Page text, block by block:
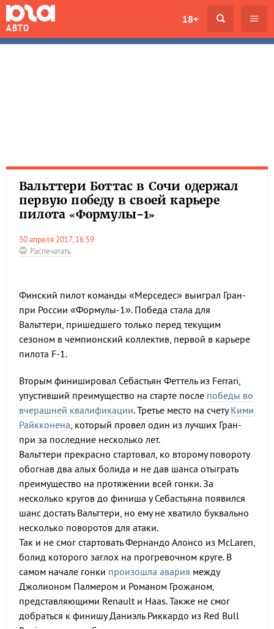
АВТО
18+
Вальттери Боттас в Сочи одержал
первую победу в своей карьере
пилота «Формулы-1»
30 апреля 2017, 16:59
Распечатать
Финский пилот команды «Мерседес» выиграл Гран-
при России «Формулы-1». Победа стала для
Вальттери, пришедшего только перед текущим
сезоном в чемпионский коллектив, первой в карьере
пилота F-1.
Вторым финишировал Себастьян Феттель из Ferrari,
упустивший преимущество на старте после победы во
вчерашней квалификации. Третье место на счетуКими
Райкконена, который провел один из лучших Гран-
при за последние несколько лет.
Вальттери прекрасно стартовал, ко второму повороту
обогнав два алых болида и не дав шанса отыграть
преимущество на протяжении всей гонки. За
несколько кругов до финиша у Себастьяна появился
шанс достать Вальттери, но ему не хватило буквально
несколько поворотов для атаки.
Так и не смог стартовать Фернандо Алонсо из McLaren,
болид которого заглох на прогревочном круге. В
самом начале гонки произошла авария между
Джолионом Палмером и Романом Грожаном,
представляющими Renault и Haas. Также не смог
добраться к финишу Даниэль Риккардо из Red Bull